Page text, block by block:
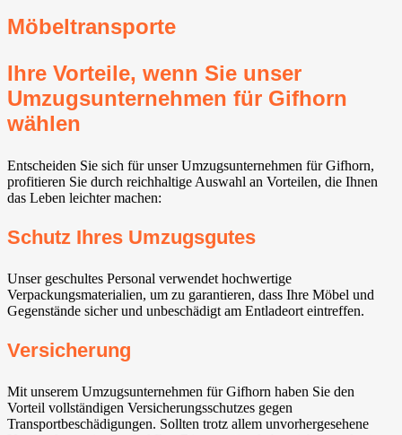
Möbeltransporte
Ihre Vorteile, wenn Sie unser
Umzugsunternehmen für Gifhorn
wählen
Entscheiden Sie sich für unser Umzugsunternehmen für Gifhorn,
profitieren Sie durch reichhaltige Auswahl an Vorteilen, die Ihnen
das Leben leichter machen:
Schutz Ihres Umzugsgutes
Unser geschultes Personal verwendet hochwertige
Verpackungsmaterialien, um zu garantieren, dass Ihre Möbel und
Gegenstände sicher und unbeschädigt am Entladeort eintreffen.
Versicherung
Mit unserem Umzugsunternehmen für Gifhorn haben Sie den
Vorteil vollständigen Versicherungsschutzes gegen
Transportbeschädigungen. Sollten trotz allem unvorhergesehene